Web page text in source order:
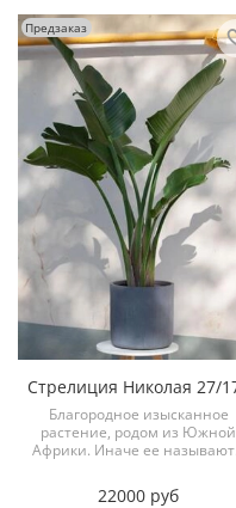
Предзаказ
Стрелиция Николая 27/
Благородное изысканное
растение, родом из Южной
Африки. Иначе ее
22000 руб